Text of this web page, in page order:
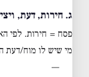
ג. חירות, דעת,
פסח = חירות. לפי
מי שיש לו מוח/דעת
—